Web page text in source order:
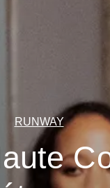
RUNWAY